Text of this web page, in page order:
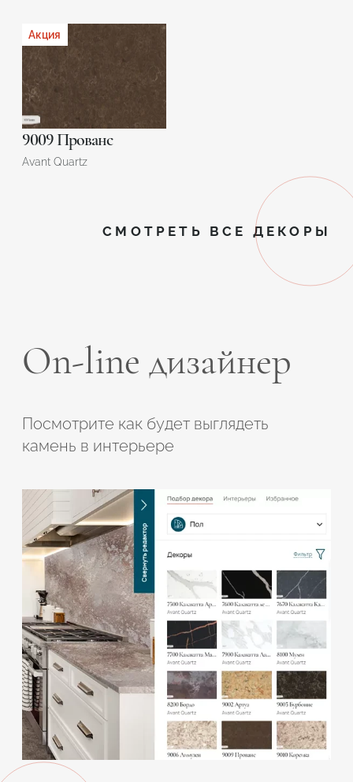
Акция
9009 Прованс
Avant Quartz
СМОТРЕТЬ ВСЕ ДЕКОРЫ
On-line дизайнер
Посмотрите как будет выглядеть
камень в интерьере